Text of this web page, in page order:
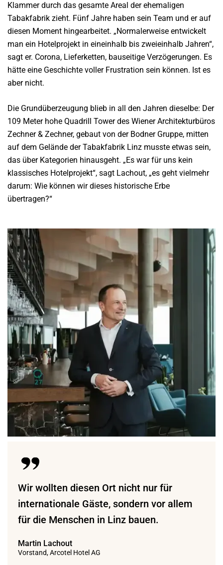
Klammer durch das gesamte Areal der ehemaligen
Tabakfabrik zieht. Fünf Jahre haben sein Team und er auf
diesen Moment hingearbeitet. „Normalerweise entwickelt
man ein Hotelprojekt in eineinhalb bis zweieinhalb Jahren“,
sagt er. Corona, Lieferketten, bauseitige Verzögerungen. Es
hätte eine Geschichte voller Frustration sein können. Ist es
aber nicht.
Die Grundüberzeugung blieb in all den Jahren dieselbe: Der
109 Meter hohe Quadrill Tower des Wiener Architekturbüros
Zechner & Zechner, gebaut von der Bodner Gruppe, mitten
auf dem Gelände der Tabakfabrik Linz musste etwas sein,
das über Kategorien hinausgeht. „Es war für uns kein
klassisches Hotelprojekt“, sagt Lachout, „es geht vielmehr
darum: Wie können wir dieses historische Erbe
übertragen?“
Wir wollten diesen Ort nicht nur für
internationale Gäste, sondern vor allem
für die Menschen in Linz bauen.
Martin Lachout
Vorstand, Arcotel Hotel AG